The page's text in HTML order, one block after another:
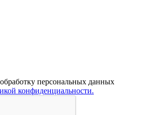
персональных данных
конфиденциальности.